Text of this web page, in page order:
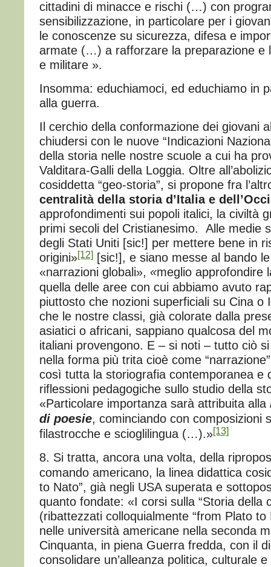
cittadini di minacce e rischi (…) con
sensibilizzazione, in particolare per i
le conoscenze su sicurezza, difesa e
armate (…) a rafforzare la preparazione e
e militare ».
Insomma: educhiamoci, ed educhiamo in
alla guerra.
Il cerchio della conformazione dei giovani
chiudersi con le nuove “Indicazioni
della storia nelle nostre scuole a cui ha
Valditara-Galli della Loggia. Oltre
cosiddetta “geo-storia”, si propone fra
centralità della storia d’Italia e
approfondimenti sui popoli italici, la civiltà
primi secoli del Cristianesimo. Alle medie
degli Stati Uniti [sic!] per mettere bene in
origini»[12]
[sic!], e siano messe al bando
«narrazioni globali», «meglio approfondire
quella delle aree con cui abbiamo avuto
piuttosto che nozioni superficiali su Cina o
che le nostre classi, già colorate dalla
asiatici o africani, sappiano qualcosa del
italiani provengono. E – si noti – tutto ciò
nella forma più trita cioè come
così tutta la storiografia contemporanea e
riflessioni pedagogiche sullo studio della
«Particolare importanza sarà attribuita alla
di poesie, cominciando con composizioni
filastrocche e scioglilingua (…).»[13]
8. Si tratta, ancora una volta, della
comando americano, la linea didattica
to Nato”, già negli USA superata e
quanto fondate: «I corsi sulla “Storia della
(ribattezzati colloquialmente “from Plato to
nelle università americane nella seconda
Cinquanta, in piena Guerra fredda, con il
consolidare un’alleanza politica, culturale